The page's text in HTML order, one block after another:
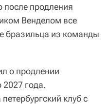
после продления
Венделом все
бразильца из команды
о продлении
2027 года.
клуб с